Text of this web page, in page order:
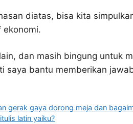
diatas, bisa kita
ekonomi.
dan masih bingung untuk
saya bantu memberikan
gerak gaya dorong meja dan
latin yaiku?